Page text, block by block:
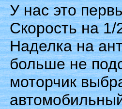
У нас это
Скорость на
Наделка на
больше не
моторчик